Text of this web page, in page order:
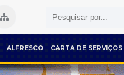
ALFRESCO CARTA DE SERVIÇOS